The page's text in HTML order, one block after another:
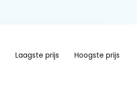
Laagste prijs Hoogste prijs